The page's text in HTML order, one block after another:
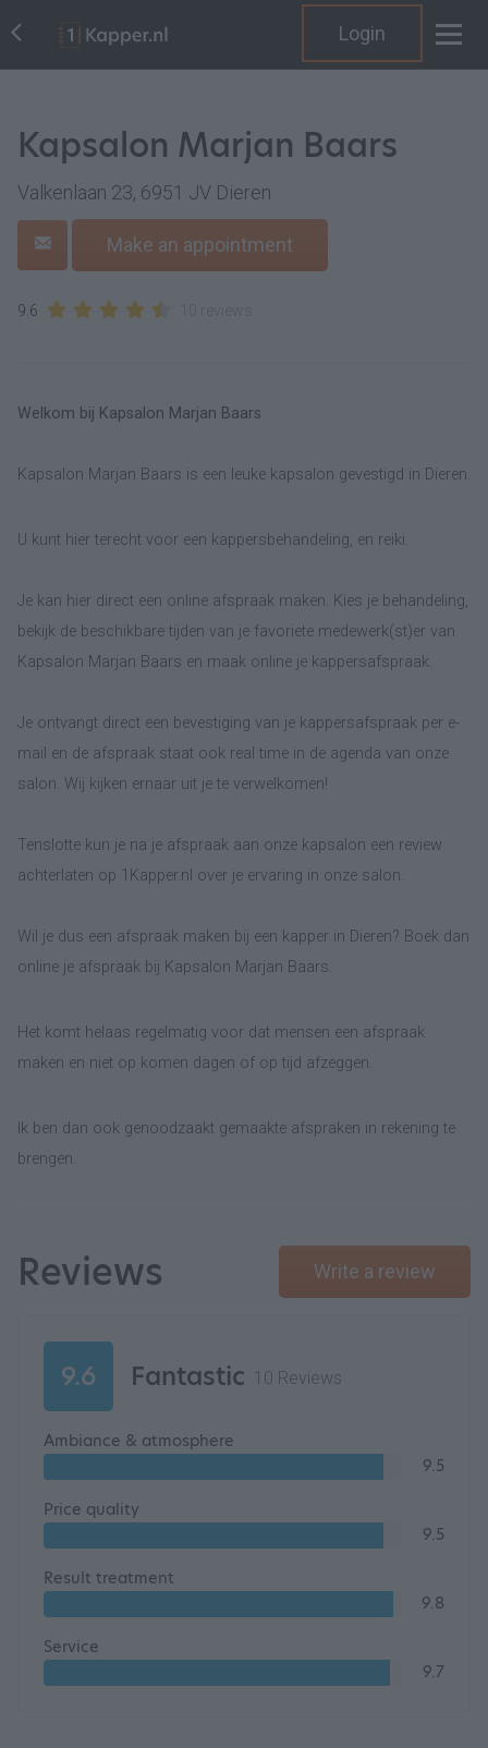
Login
Kapsalon Marjan Baars
Valkenlaan 23, 6951 JV Dieren
Make an appointment
9.6
Welkom bij Kapsalon Marjan Baars
Kapsalon Marjan Baars is een leuke kapsalon gevestigd in Dieren.
U kunt hier terecht voor een kappersbehandeling, en reiki.
Je kan hier direct een online afspraak maken. Kies je behandeling,
bekijk de beschikbare tijden van je favoriete medewerk(st)er van
Kapsalon Marjan Baars en maak online je kappersafspraak.
Je ontvangt direct een bevestiging van je kappersafspraak per e-
mail en de afspraak staat ook real time in de agenda van onze
salon. Wij kijken ernaar uit je te verwelkomen!
Tenslotte kun je na je afspraak aan onze kapsalon een review
achterlaten op 1Kapper.nl over je ervaring in onze salon.
Wil je dus een afspraak maken bij een kapper in Dieren? Boek dan
online je afspraak bij Kapsalon Marjan Baars.
Het komt helaas regelmatig voor dat mensen een afspraak
maken en niet op komen dagen of op tijd afzeggen.
Ik ben dan ook genoodzaakt gemaakte afspraken in rekening te
brengen.
Reviews Write a review
9.6 Fantastic 10 Reviews
Ambiance & atmosphere
9.5
Price quality
9.5
Result treatment
9.8
Service
9.7